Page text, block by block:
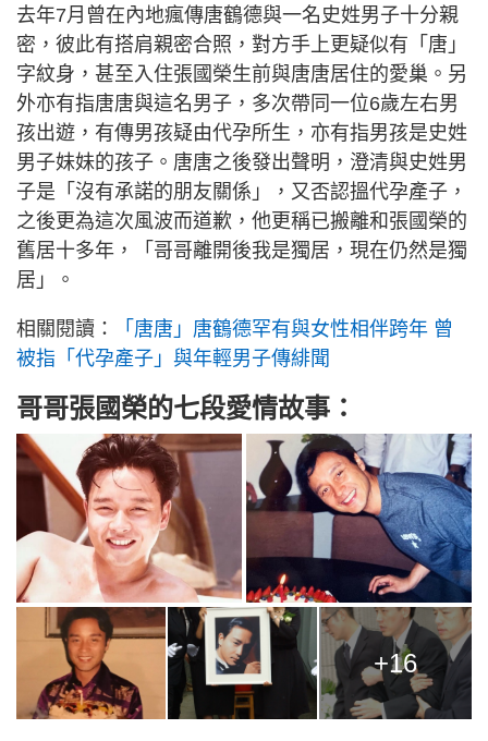
去年7月曾在內地瘋傳唐鶴德與一名史姓男子十分親
密，彼此有搭肩親密合照，對方手上更疑似有「唐」
字紋身，甚至入住張國榮生前與唐唐居住的愛巢。另
外亦有指唐唐與這名男子，多次帶同一位6歲左右男
孩出遊，有傳男孩疑由代孕所生，亦有指男孩是史姓
男子妹妹的孩子。唐唐之後發出聲明，澄清與史姓男
子是「沒有承諾的朋友關係」，又否認搵代孕產子，
之後更為這次風波而道歉，他更稱已搬離和張國榮的
舊居十多年，「哥哥離開後我是獨居，現在仍然是獨
居」。
相關閱讀：
「唐唐」唐鶴德罕有與女性相伴跨年 曾
被指「代孕產子」與年輕男子傳緋聞
哥哥張國榮的七段愛情故事：
+16